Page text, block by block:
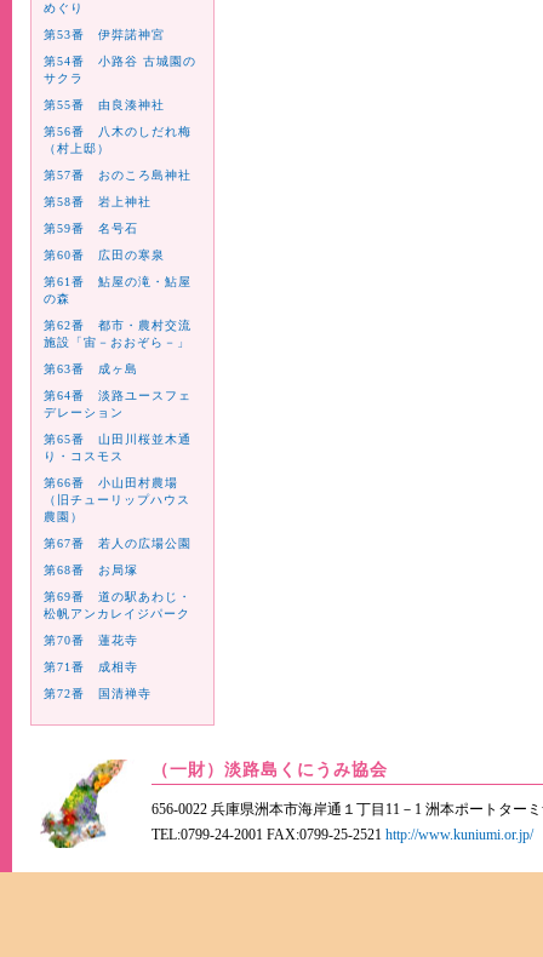
めぐり
第53番 伊弉諾神宮
第54番 小路谷 古城園の
サクラ
第55番 由良湊神社
第56番 八木のしだれ梅
（村上邸）
第57番 おのころ島神社
第58番 岩上神社
第59番 名号石
第60番 広田の寒泉
第61番 鮎屋の滝・鮎屋
の森
第62番 都市・農村交流
施設「宙－おおぞら－」
第63番 成ヶ島
第64番 淡路ユースフェ
デレーション
第65番 山田川桜並木通
り・コスモス
第66番 小山田村農場
（旧チューリップハウス
農園）
第67番 若人の広場公園
第68番 お局塚
第69番 道の駅あわじ・
松帆アンカレイジパーク
第70番 蓮花寺
第71番 成相寺
第72番 国清禅寺
（一財）淡路島くにうみ協会
656-0022 兵庫県洲本市海岸通１丁目11－1 洲本ポートター
TEL:0799-24-2001 FAX:0799-25-2521 http://www.kuniumi.or.jp/